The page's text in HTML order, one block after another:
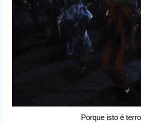
Porque isto é